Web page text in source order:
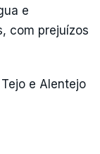
e
com prejuízos
e Alentejo